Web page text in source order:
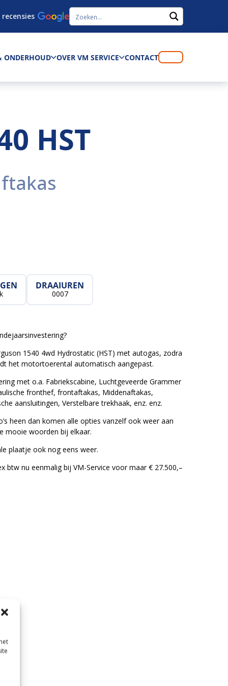
recensies
ONDERHOUD OVER VM SERVICE CONTACT
HST
DRAAIUREN
0007
1540 4wd Hydrostatic (HST) met autogas, zodra
het motortoerental automatisch aangepast.
met o.a. Fabriekscabine, Luchtgeveerde Grammer
fronthef, frontaftakas, Middenaftakas,
aansluitingen, Verstelbare trekhaak, enz. enz.
heen dan komen alle opties vanzelf ook weer aan
mooie woorden bij elkaar.
plaatje ook nog eens weer.
btw nu eenmalig bij VM-Service voor maar € 27.500,–